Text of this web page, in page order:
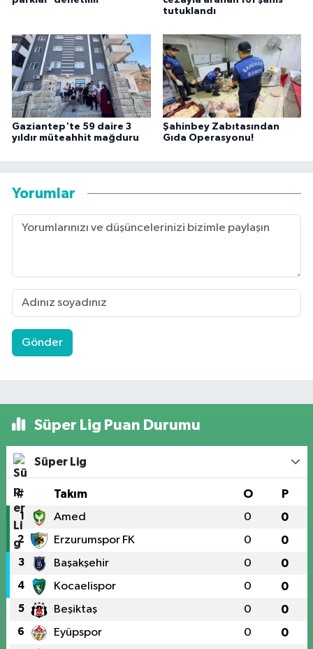
tutuklandı
Gaziantep'te 59 daire 3
yıldır müteahhit mağduru
Şahinbey Zabıtasından
Gıda Operasyonu!
Yorumlar
Gönder
Süper Lig Puan Durumu
Süper Lig
# Takım O P
1 Amed 0 0
2 Erzurumspor FK 0 0
3 Başakşehir 0 0
4 Kocaelispor 0 0
5 Beşiktaş 0 0
6 Eyüpspor 0 0